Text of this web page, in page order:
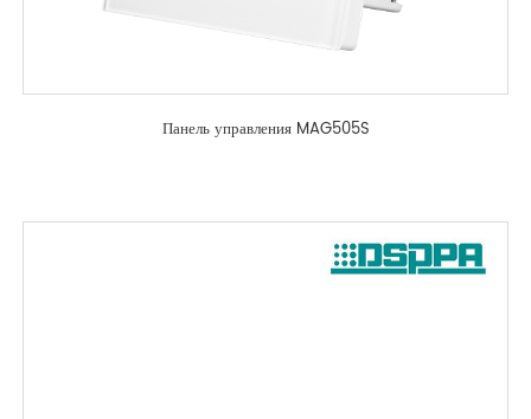
Панель управления MAG505S